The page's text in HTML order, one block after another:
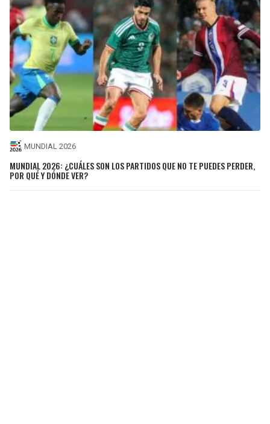
MUNDIAL 2026
MUNDIAL 2026: ¿CUÁLES SON LOS PARTIDOS QUE NO TE PUEDES PERDER,
POR QUÉ Y DÓNDE VER?